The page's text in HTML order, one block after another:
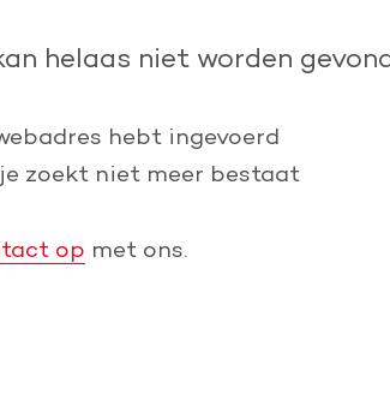
Word burgerhulpverlener
helaas niet worden
hebt ingevoerd
zoekt niet meer bestaat
op met ons.